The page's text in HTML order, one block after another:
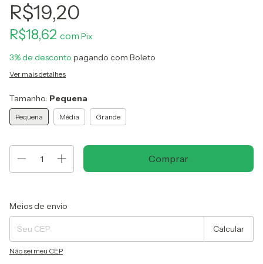
R$19,20
R$18,62 com
3% de desconto pagando com Boleto
Ver mais detalhes
Tamanho: Pequena
Pequena Média Grande
Entregas para o CEP:
Meios de envio
Calcular
Não sei meu CEP